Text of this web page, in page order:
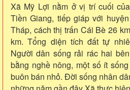
Xã Mỹ Lợi nằm ở vị trí cuối
Tiền Giang, tiếp giáp với
Tháp, cách thị trấn Cái Bè 26
km. Tổng diện tích đất tự
Người dân sống rải rác hai
bằng nghề nông, một số ít
buôn bán nhỏ. Đời sống nhân